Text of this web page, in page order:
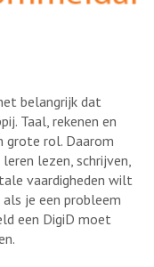
belangrijk dat
Taal, rekenen en
grote rol. Daarom
lezen, schrijven,
vaardigheden wilt
je een probleem
een DigiD moet